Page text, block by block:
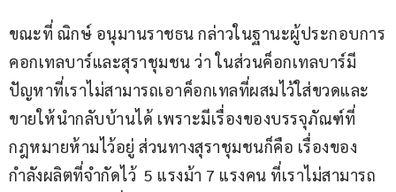
ขณะที่ ณิกษ์ อนุมานราชธน กล่าวในฐานะผู้ประกอบการ
คอกเทลบาร์และสุราชุมชน ว่า ในส่วนค็อกเทลบาร์มี
ปัญหาที่เราไม่สามารถเอาค็อกเทลที่ผสมไว้ใส่ขวดและ
ขายให้นำกลับบ้านได้ เพราะมีเรื่องของบรรจุภัณฑ์ที่
กฎหมายห้ามไว้อยู่ ส่วนทางสุราชุมชนก็คือ เรื่องของ
กำลังผลิตที่จำกัดไว้  5 แรงม้า 7 แรงคน ที่เราไม่สามารถ